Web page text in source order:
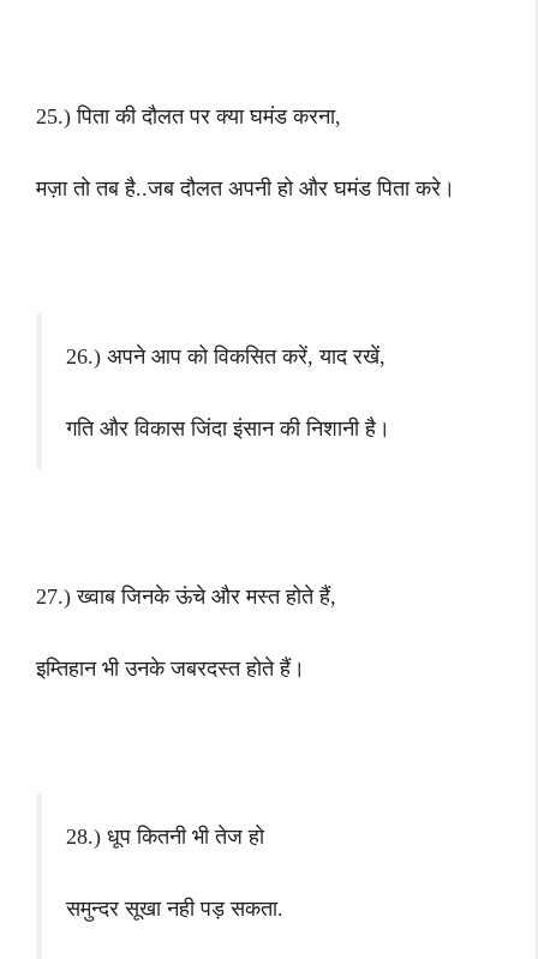
25.) पिता की दौलत पर क्या घमंड करना,
मज़ा तो तब है..जब दौलत अपनी हो और घमंड पिता करे।
26.) अपने आप को विकसित करें, याद रखें,
गति और विकास जिंदा इंसान की निशानी है।
27.) ख्वाब जिनके ऊंचे और मस्त होते हैं,
इम्तिहान भी उनके जबरदस्त होते हैं।
28.) धूप कितनी भी तेज हो
समुन्दर सूखा नही पड़ सकता.